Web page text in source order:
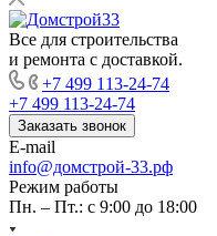
Все для строительства
и ремонта с доставкой.
+7 499 113-24-74
+7 499 113-24-74
Заказать звонок
E-mail
info@домстрой-33.рф
Режим работы
Пн. – Пт.: с 9:00 до 18:00